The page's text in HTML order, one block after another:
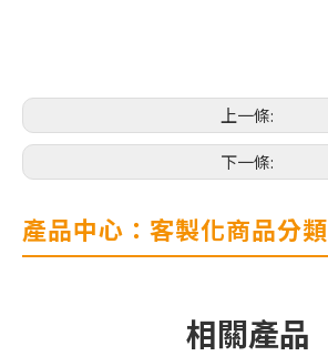
上一條:
下一條:
產品中心：客製化商品分類
相關產品